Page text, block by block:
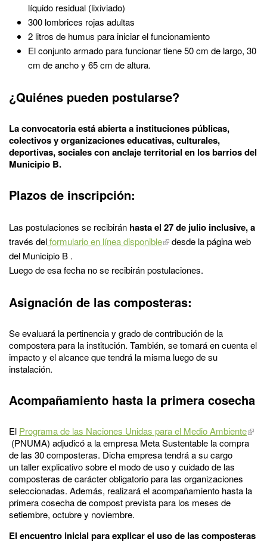
líquido residual (lixiviado)
300 lombrices rojas adultas
2 litros de humus para iniciar el funcionamiento
El conjunto armado para funcionar tiene 50 cm de largo, 30
cm de ancho y 65 cm de altura.
¿Quiénes pueden postularse?
La convocatoria está abierta a instituciones públicas,
colectivos y organizaciones educativas, culturales,
deportivas, sociales con anclaje territorial en los barrios del
Municipio B.
Plazos de inscripción:
Las postulaciones se recibirán hasta el 27 de julio inclusive, a
través delformulario en línea disponible
desde la página web
del Municipio B .
Luego de esa fecha no se recibirán postulaciones.
Asignación de las composteras:
Se evaluará la pertinencia y grado de contribución de la
compostera para la institución. También, se tomará en cuenta el
impacto y el alcance que tendrá la misma luego de su
instalación.
Acompañamiento hasta la primera cosecha
El Programa de las Naciones Unidas para el Medio Ambiente
(PNUMA) adjudicó a la empresa Meta Sustentable la compra
de las 30 composteras. Dicha empresa tendrá a su cargo
un taller explicativo sobre el modo de uso y cuidado de las
composteras de carácter obligatorio para las organizaciones
seleccionadas. Además, realizará el acompañamiento hasta la
primera cosecha de compost prevista para los meses de
setiembre, octubre y noviembre.
El encuentro inicial para explicar el uso de las composteras